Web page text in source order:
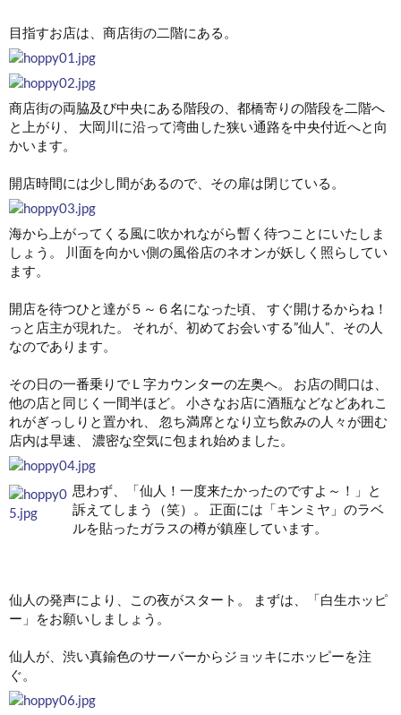
目指すお店は、商店街の二階にある。
商店街の両脇及び中央にある階段の、都橋寄りの階段を二階へ
と上がり、 大岡川に沿って湾曲した狭い通路を中央付近へと向
かいます。
開店時間には少し間があるので、その扉は閉じている。
海から上がってくる風に吹かれながら暫く待つことにいたしま
しょう。 川面を向かい側の風俗店のネオンが妖しく照らしてい
ます。
開店を待つひと達が５～６名になった頃、 すぐ開けるからね！
っと店主が現れた。 それが、初めてお会いする”仙人”、その人
なのであります。
その日の一番乗りでＬ字カウンターの左奥へ。 お店の間口は、
他の店と同じく一間半ほど。 小さなお店に酒瓶などなどあれこ
れがぎっしりと置かれ、 忽ち満席となり立ち飲みの人々が囲む
店内は早速、 濃密な空気に包まれ始めました。
思わず、「仙人！一度来たかったのですよ～！」と
訴えてしまう（笑）。 正面には「キンミヤ」のラベ
ルを貼ったガラスの樽が鎮座しています。
仙人の発声により、この夜がスタート。 まずは、「白生ホッピ
ー」をお願いしましょう。
仙人が、渋い真鍮色のサーバーからジョッキにホッピーを注
ぐ。